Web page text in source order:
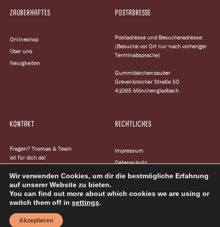
ZAUBERHAFTES
Onlineshop
Über uns
Neuigkeiten
POSTADRESSE
Postadresse und Besucheradresse:
(Besuche vor Ort nur nach vorheriger
Terminabsprache)
Gummibärchenzauber
Grevenbroicher Straße 50
41065 Mönchengladbach
KONTAKT
Fragen? Thomas & Team
ist für dich da!
service@gummibaerchenzauber.de
+49157 585 344 77
RECHTLICHES
Impressum
Datenschutz
Cookie-Richtlinie
Widerrufsbelehrung
Wir verwenden Cookies, um dir die bestmögliche Erfahrung
auf unserer Website zu bieten.
You can find out more about which cookies we are using or
switch them off in settings.
Akzeptieren